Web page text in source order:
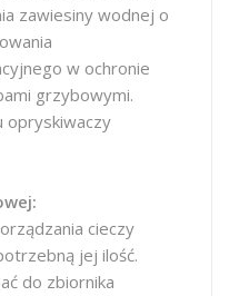
zawiesiny wodnej o
w ochronie
grzybowymi.
opryskiwaczy
cieczy
jej ilość.
do zbiornika